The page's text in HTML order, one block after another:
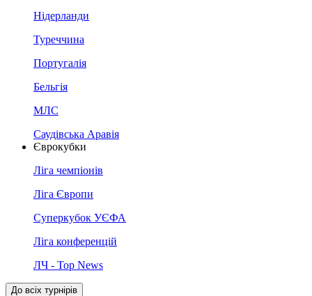
Нідерланди
Туреччина
Португалія
Бельгія
МЛС
Саудівська Аравія
Єврокубки
Ліга чемпіонів
Ліга Європи
Суперкубок УЄФА
Ліга конференцій
ЛЧ - Top News
До всіх турнірів